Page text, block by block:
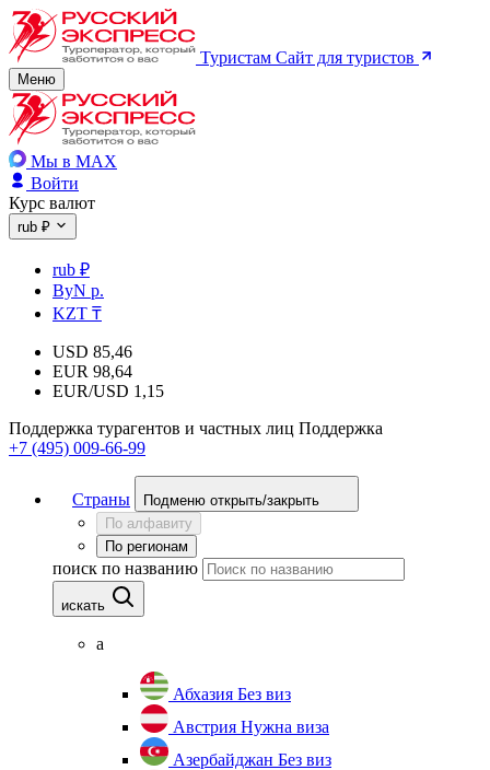
Туристам Сайт для туристов
Меню
Мы в MAX
Войти
Курс валют
rub ₽
rub ₽
ByN р.
KZT ₸
USD 85,46
EUR 98,64
EUR/USD 1,15
Поддержка турагентов и частных лиц Поддержка
+7 (495) 009-66-99
Страны
Подменю открыть/закрыть
По алфавиту
По регионам
поиск по названию
искать
а
Абхазия Без виз
Австрия Нужна виза
Азербайджан Без виз